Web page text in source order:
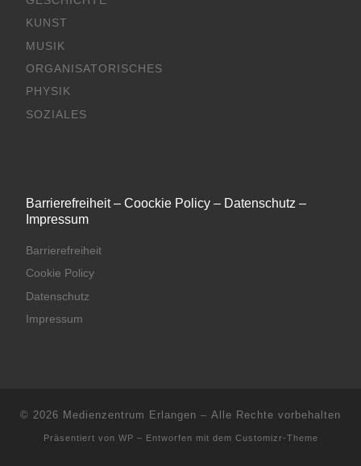
KUNST
MUSIK
ORGANISATORISCHES
PHYSIK
SOZIALES
Barrierefreiheit – Coockie Policy – Datenschutz –
Impressum
Barrierefreiheit
Cookie Policy
Datenschutz
Impressum
© 2026 Medienzentrum Erlangen – Alle Rechte vorbehalten
Präsentiert von WP – Entworfen mit dem Customizr-Theme